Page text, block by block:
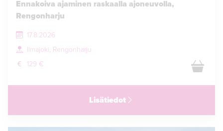
Ennakoiva ajaminen raskaalla ajoneuvolla,
Rengonharju
17.8.2026
Ilmajoki, Rengonharju
129 €
Lisätiedot